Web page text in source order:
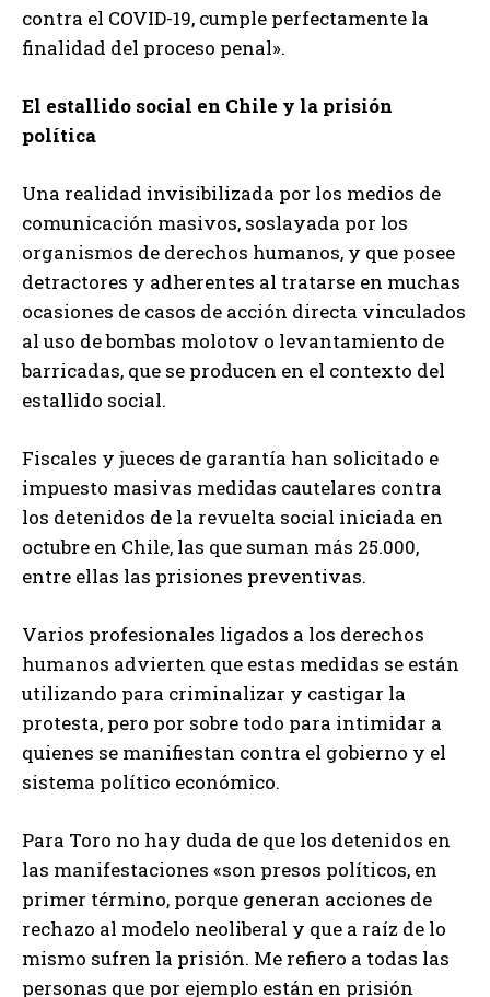
contra el COVID-19, cumple perfectamente la
finalidad del proceso penal».
El estallido social en Chile y la prisión
política
Una realidad invisibilizada por los medios de
comunicación masivos, soslayada por los
organismos de derechos humanos, y que posee
detractores y adherentes al tratarse en muchas
ocasiones de casos de acción directa vinculados
al uso de bombas molotov o levantamiento de
barricadas, que se producen en el contexto del
estallido social.
Fiscales y jueces de garantía han solicitado e
impuesto masivas medidas cautelares contra
los detenidos de la revuelta social iniciada en
octubre en Chile, las que suman más 25.000,
entre ellas las prisiones preventivas.
Varios profesionales ligados a los derechos
humanos advierten que estas medidas se están
utilizando para criminalizar y castigar la
protesta, pero por sobre todo para intimidar a
quienes se manifiestan contra el gobierno y el
sistema político económico.
Para Toro no hay duda de que los detenidos en
las manifestaciones «son presos políticos, en
primer término, porque generan acciones de
rechazo al modelo neoliberal y que a raíz de lo
mismo sufren la prisión. Me refiero a todas las
personas que por ejemplo están en prisión